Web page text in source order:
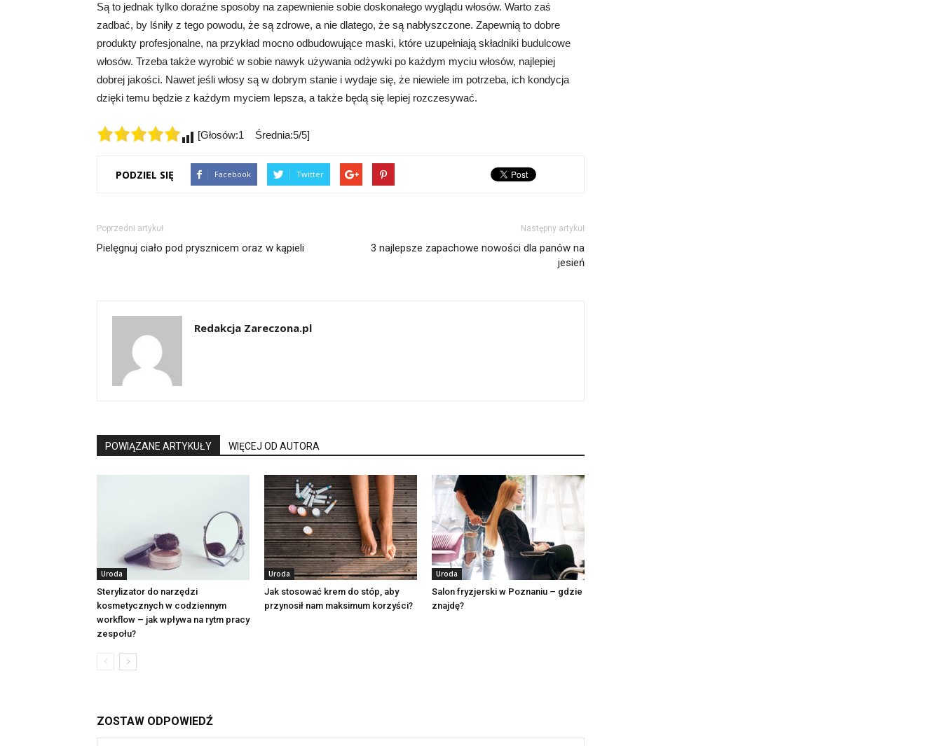
Są to jednak tylko doraźne sposoby na zapewnienie sobie doskonałego wyglądu włosów. Warto zaś
zadbać, by lśniły z tego powodu, że są zdrowe, a nie dlatego, że są nabłyszczone. Zapewnią to dobre
produkty profesjonalne, na przykład mocno odbudowujące maski, które uzupełniają składniki budulcowe
włosów. Trzeba także wyrobić w sobie nawyk używania odżywki po każdym myciu włosów, najlepiej
dobrej jakości. Nawet jeśli włosy są w dobrym stanie i wydaje się, że niewiele im potrzeba, ich kondycja
dzięki temu będzie z każdym myciem lepsza, a także będą się lepiej rozczesywać.
[Głosów:1 Średnia:5/5]
PODZIEL SIĘ Facebook Twitter
Poprzedni artykuł
Pielęgnuj ciało pod prysznicem oraz w kąpieli
Następny artykuł
3 najlepsze zapachowe nowości dla panów na
jesień
Redakcja Zareczona.pl
POWIĄZANE ARTYKUŁY WIĘCEJ OD AUTORA
Uroda
Sterylizator do narzędzi
kosmetycznych w codziennym
workflow – jak wpływa na rytm pracy
zespołu?
Uroda
Jak stosować krem do stóp, aby
przynosił nam maksimum korzyści?
Uroda
Salon fryzjerski w Poznaniu – gdzie
znajdę?
ZOSTAW ODPOWIEDŹ